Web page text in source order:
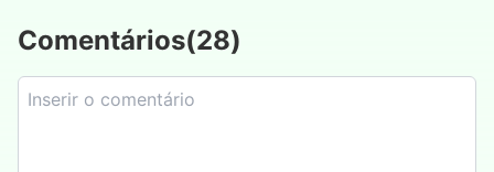
Comentários(28)